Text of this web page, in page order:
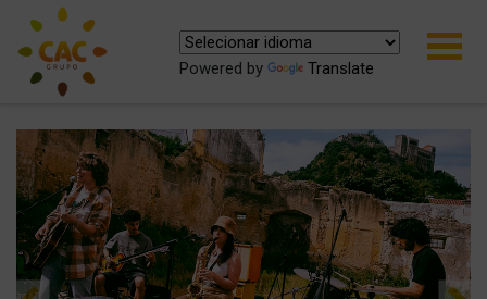
Powered by Translate